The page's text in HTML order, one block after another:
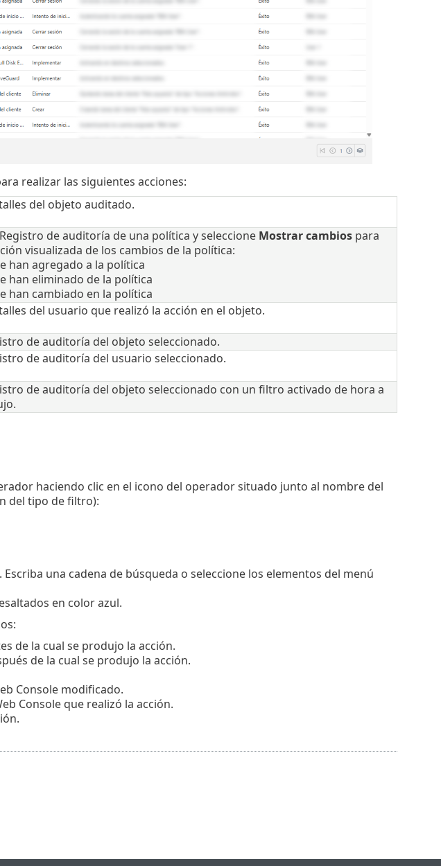
realizar las siguientes acciones:
del objeto auditado.
de auditoría de una política y seleccione Mostrar cambiospara
visualizada de los cambios de la política:
han agregado a la política
han eliminado de la política
han cambiado en la política
del usuario que realizó la acción en el objeto.
de auditoría del objeto seleccionado.
de auditoría del usuario seleccionado.
de auditoría del objeto seleccionado con un filtro activado de hora a
haciendo clic en el icono del operador situado junto al nombre del
del tipo de filtro):
una cadena de búsqueda o seleccione los elementos del menú
en color azul.
de la cual se produjo la acción.
de la cual se produjo la acción.
Console modificado.
Console que realizó la acción.